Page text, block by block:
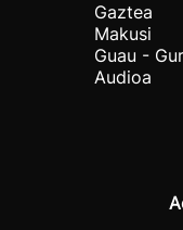
Gaztea
Makusi
Guau -
Audioa